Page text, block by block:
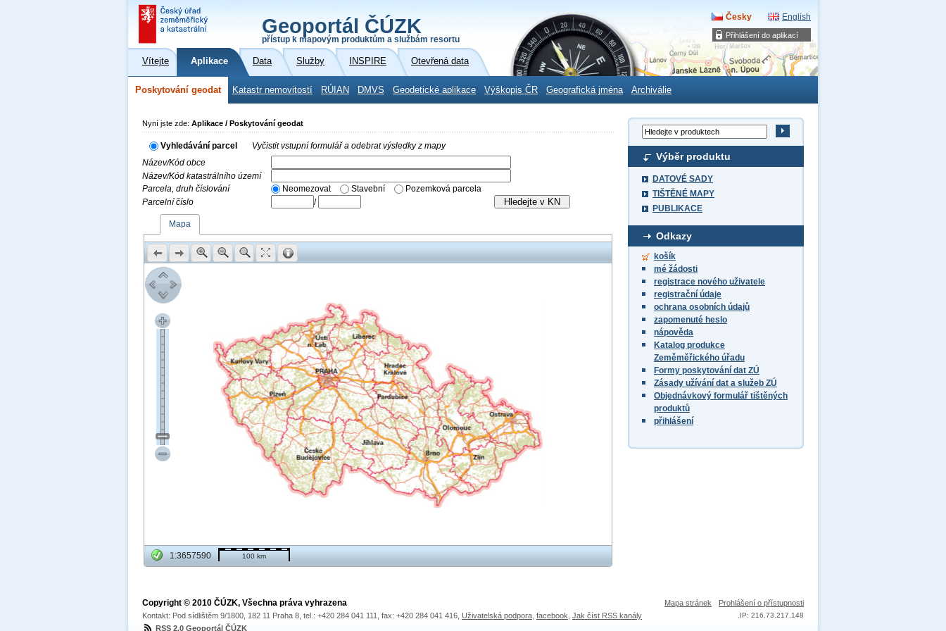
Přihlášení do aplikací
Geoportál ČÚZK
přístup k mapovým produktům a službám resortu
Česky English
Vítejte Aplikace Data Služby INSPIRE Otevřená data
Poskytování geodat Katastr nemovitostí RÚIAN DMVS Geodetické aplikace Výškopis ČR Geografická jména Archiválie
Výběr produktu
DATOVÉ SADY
TIŠTĚNÉ MAPY
PUBLIKACE
Odkazy
košík
mé žádosti
registrace nového uživatele
registrační údaje
ochrana osobních údajů
zapomenuté heslo
nápověda
Katalog produkce
Zeměměřického úřadu
Formy poskytování dat ZÚ
Zásady užívání dat a služeb ZÚ
Objednávkový formulář tištěných
produktů
přihlášení
Nyní jste zde: Aplikace / Poskytování geodat
Vyhledávání parcel
Vyčistit vstupní formulář a odebrat výsledky z mapy
Název/Kód obce
Název/Kód katastrálního území
Parcela, druh číslování
Neomezovat Stavební
Pozemková parcela
Parcelní číslo
/
Mapa
1:3657590 100 km
Mapa stránek Prohlášení o přístupnosti
IP: 216.73.217.148
Copyright © 2010 ČÚZK, Všechna práva vyhrazena
Kontakt: Pod sídlištěm 9/1800, 182 11 Praha 8, tel.: +420 284 041 111, fax: +420 284 041 416, Uživatelská podpora facebook Jak číst RSS kanály
RSS 2.0 Geoportál ČÚZK